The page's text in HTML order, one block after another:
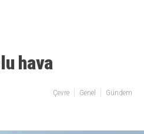
hava
Çevre Genel Gündem